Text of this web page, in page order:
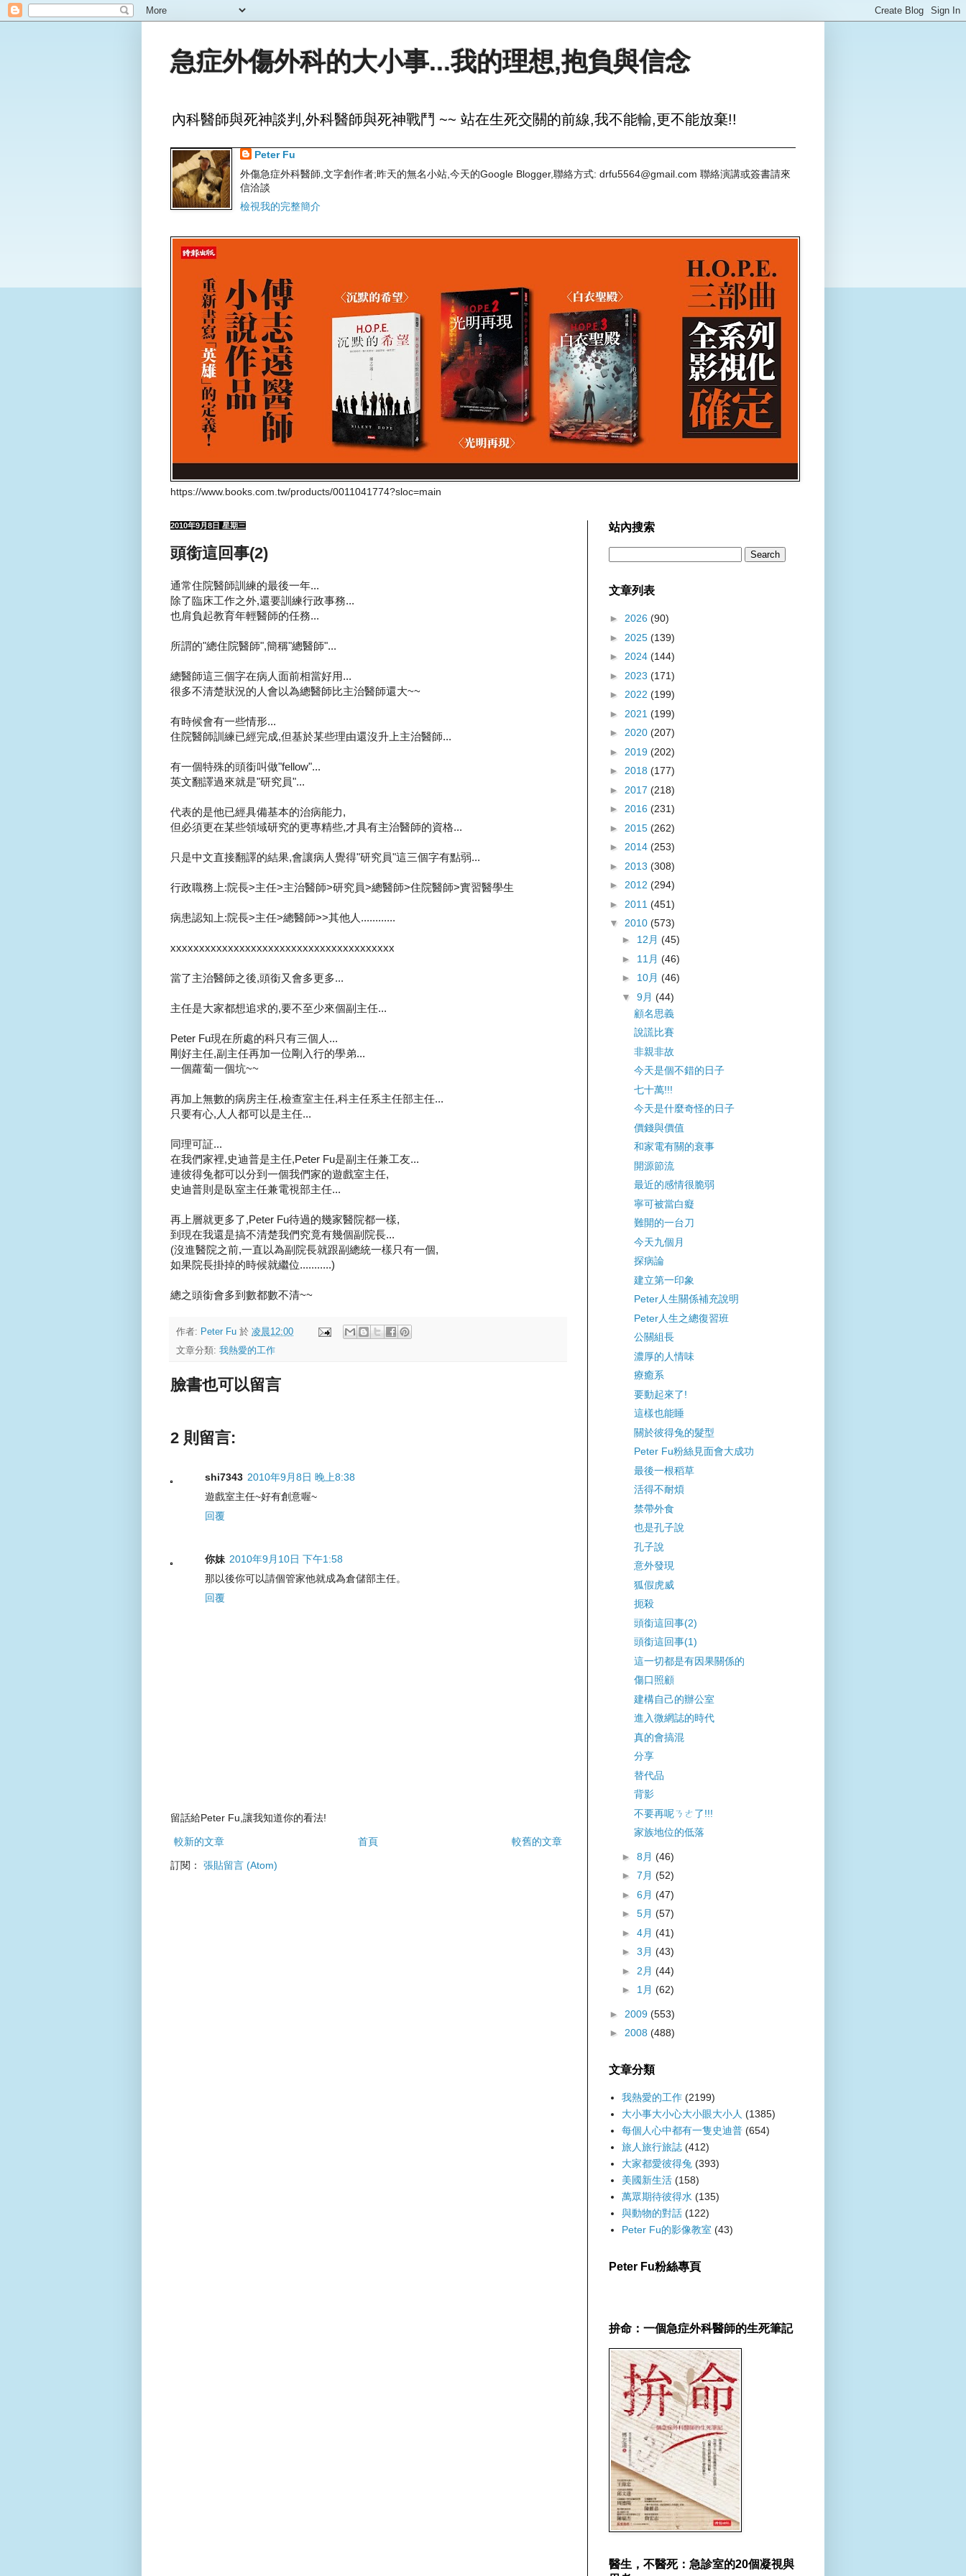
急症外傷外科的大小事...我的理想,抱負與信念
內科醫師與死神談判,外科醫師與死神戰鬥 ~~ 站在生死交關的前線,我不能輸,更不能放棄!!
Peter Fu
外傷急症外科醫師,文字創作者;昨天的無名小站,今天的Google Blogger,聯絡方式: drfu5564@gmail.com 聯絡演講或簽書請來
信洽談
檢視我的完整簡介
https://www.books.com.tw/products/0011041774?sloc=main
2010年9月8日 星期三
頭銜這回事(2)
通常住院醫師訓練的最後一年...
除了臨床工作之外,還要訓練行政事務...
也肩負起教育年輕醫師的任務...
所謂的"總住院醫師",簡稱"總醫師"...
總醫師這三個字在病人面前相當好用...
很多不清楚狀況的人會以為總醫師比主治醫師還大~~
有時候會有一些情形...
住院醫師訓練已經完成,但基於某些理由還沒升上主治醫師...
有一個特殊的頭銜叫做"fellow"...
英文翻譯過來就是"研究員"...
代表的是他已經具備基本的治病能力,
但必須更在某些領域研究的更專精些,才具有主治醫師的資格...
只是中文直接翻譯的結果,會讓病人覺得"研究員"這三個字有點弱...
行政職務上:院長>主任>主治醫師>研究員>總醫師>住院醫師>實習醫學生
病患認知上:院長>主任>總醫師>>其他人............
xxxxxxxxxxxxxxxxxxxxxxxxxxxxxxxxxxxxxxx
當了主治醫師之後,頭銜又會多更多...
主任是大家都想追求的,要不至少來個副主任...
Peter Fu現在所處的科只有三個人...
剛好主任,副主任再加一位剛入行的學弟...
一個蘿蔔一個坑~~
再加上無數的病房主任,檢查室主任,科主任系主任部主任...
只要有心,人人都可以是主任...
同理可証...
在我們家裡,史迪普是主任,Peter Fu是副主任兼工友...
連彼得兔都可以分到一個我們家的遊戲室主任,
史迪普則是臥室主任兼電視部主任...
再上層就更多了,Peter Fu待過的幾家醫院都一樣,
到現在我還是搞不清楚我們究竟有幾個副院長...
(沒進醫院之前,一直以為副院長就跟副總統一樣只有一個,
如果院長掛掉的時候就繼位...........)
總之頭銜會多到數都數不清~~
作者: Peter Fu 於 凌晨12:00
文章分類: 我熱愛的工作
臉書也可以留言
2 則留言:
shi7343 2010年9月8日 晚上8:38
遊戲室主任~好有創意喔~
回覆
你妹 2010年9月10日 下午1:58
那以後你可以請個管家他就成為倉儲部主任。
回覆
留話給Peter Fu,讓我知道你的看法!
較新的文章 較舊的文章
首頁
訂閱： 張貼留言 (Atom)
站內搜索
文章列表
► 2026 (90)
► 2025 (139)
► 2024 (144)
► 2023 (171)
► 2022 (199)
► 2021 (199)
► 2020 (207)
► 2019 (202)
► 2018 (177)
► 2017 (218)
► 2016 (231)
► 2015 (262)
► 2014 (253)
► 2013 (308)
► 2012 (294)
► 2011 (451)
▼ 2010 (573)
► 12月 (45)
► 11月 (46)
► 10月 (46)
▼ 9月 (44)
顧名思義
說謊比賽
非親非故
今天是個不錯的日子
七十萬!!!
今天是什麼奇怪的日子
價錢與價值
和家電有關的衰事
開源節流
最近的感情很脆弱
寧可被當白癡
難開的一台刀
今天九個月
探病論
建立第一印象
Peter人生關係補充說明
Peter人生之總復習班
公關組長
濃厚的人情味
療癒系
要動起來了!
這樣也能睡
關於彼得兔的髮型
Peter Fu粉絲見面會大成功
最後一根稻草
活得不耐煩
禁帶外食
也是孔子說
孔子說
意外發現
狐假虎威
扼殺
頭銜這回事(2)
頭銜這回事(1)
這一切都是有因果關係的
傷口照顧
建構自己的辦公室
進入微網誌的時代
真的會搞混
分享
替代品
背影
不要再呢ㄋㄜ了!!!
家族地位的低落
► 8月 (46)
► 7月 (52)
► 6月 (47)
► 5月 (57)
► 4月 (41)
► 3月 (43)
► 2月 (44)
► 1月 (62)
► 2009 (553)
► 2008 (488)
文章分類
我熱愛的工作 (2199)
大小事大小心大小眼大小人 (1385)
每個人心中都有一隻史迪普 (654)
旅人旅行旅誌 (412)
大家都愛彼得兔 (393)
美國新生活 (158)
萬眾期待彼得水 (135)
與動物的對話 (122)
Peter Fu的影像教室 (43)
Peter Fu粉絲專頁
拚命：一個急症外科醫師的生死筆記
醫生，不醫死：急診室的20個凝視與